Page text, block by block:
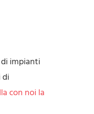
impianti
di
con noi la